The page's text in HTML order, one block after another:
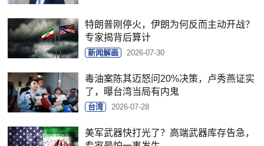
特朗普刚停火，伊朗为何反而主动开战？
专家揭背后算计
新闻解画 2026-07-30
毒油案陈其迈怒问20%决策，卢秀燕证实
了，曝台湾当局有内鬼
台湾 2026-07-28
美军武器快打光了？高端武器库存告急，